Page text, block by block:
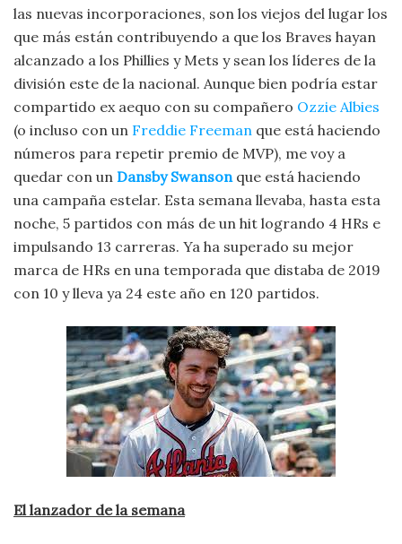
las nuevas incorporaciones, son los viejos del lugar los
que más están contribuyendo a que los Braves hayan
alcanzado a los Phillies y Mets y sean los líderes de la
división este de la nacional. Aunque bien podría estar
compartido ex aequo con su compañero Ozzie Albies
(o incluso con un Freddie Freeman que está haciendo
números para repetir premio de MVP), me voy a
quedar con un Dansby Swanson que está haciendo
una campaña estelar. Esta semana llevaba, hasta esta
noche, 5 partidos con más de un hit logrando 4 HRs e
impulsando 13 carreras. Ya ha superado su mejor
marca de HRs en una temporada que distaba de 2019
con 10 y lleva ya 24 este año en 120 partidos.
El lanzador de la semana